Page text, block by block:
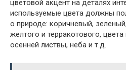
цветовой акцент на деталях
используемые цвета должны
о природе: коричневый,
желтого и терракотового,
осенней листвы, неба и т.д.